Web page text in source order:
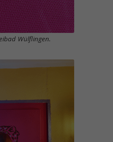
Wülflingen.